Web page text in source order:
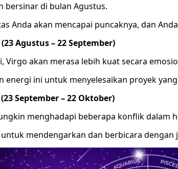
bersinar di bulan Agustus.
Anda akan mencapai puncaknya, dan
Agustus – 22 September)
Virgo akan merasa lebih kuat secara
energi ini untuk menyelesaikan proyek
September – 22 Oktober)
menghadapi beberapa konflik dalam
mendengarkan dan berbicara